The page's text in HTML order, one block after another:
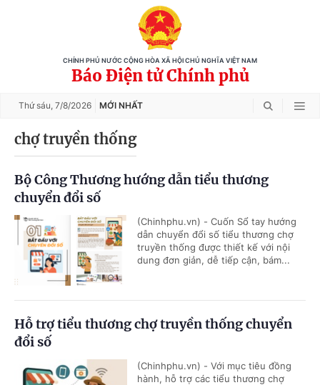
CHÍNH PHỦ NƯỚC CỘNG HÒA XÃ HỘI CHỦ NGHĨA VIỆT NAM
Báo Điện tử Chính phủ
Thứ sáu, 7/8/2026 MỚI NHẤT
chợ truyền thống
Bộ Công Thương hướng dẫn tiểu thương
chuyển đổi số
(Chinhphu.vn) - Cuốn Sổ tay hướng
dẫn chuyển đổi số tiểu thương chợ
truyền thống được thiết kế với nội
dung đơn giản, dễ tiếp cận, bám...
Hỗ trợ tiểu thương chợ truyền thống chuyển
đổi số
(Chinhphu.vn) - Với mục tiêu đồng
hành, hỗ trợ các tiểu thương chợ